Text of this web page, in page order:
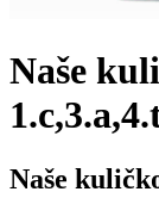
Naše
Naše